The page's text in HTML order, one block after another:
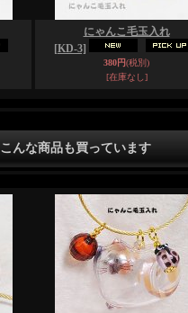
にゃんこ毛玉入れ
[KD-3]
380円(税別)
[在庫なし]
んな商品も買っています